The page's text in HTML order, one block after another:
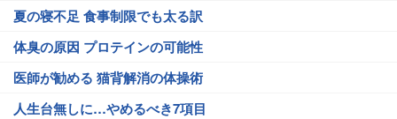
夏の寝不足 食事制限でも太る訳
体臭の原因 プロテインの可能性
医師が勧める 猫背解消の体操術
人生台無しに…やめるべき7項目